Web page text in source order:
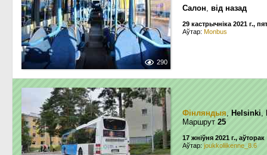
290
Салон, вiд назад
29 кастрычніка 2021 г.,
Аўтар: Monbus
Фінляндыя, Helsinki,
Маршрут 25
17 жніўня 2021 г., аўторак
Аўтар: joukkoliikenne_8.6